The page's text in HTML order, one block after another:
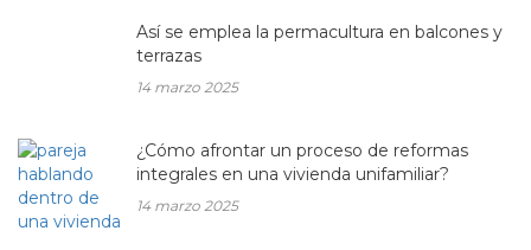
Así se emplea la permacultura en balcones y
terrazas
14 marzo 2025
¿Cómo afrontar un proceso de reformas
integrales en una vivienda unifamiliar?
14 marzo 2025